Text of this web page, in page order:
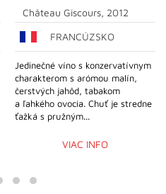
Château Giscours, 2012
FRANCÚZSKO
Jedinečné víno s konzervatívnym
charakterom s arómou malín,
čerstvých jahôd, tabakom
a ľahkého ovocia. Chuť je stredne
ťažká s pružným...
VIAC INFO